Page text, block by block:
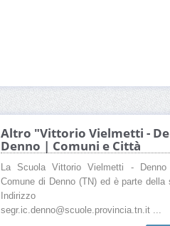
Altro "Vittorio Vielmetti -
Denno | Comuni e Città
La Scuola Vittorio Vielmetti -
Comune di Denno (TN) ed è parte della
Indirizzo
segr.ic.denno@scuole.provincia.tn.it ...